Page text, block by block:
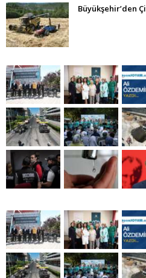
Büyükşehir’den